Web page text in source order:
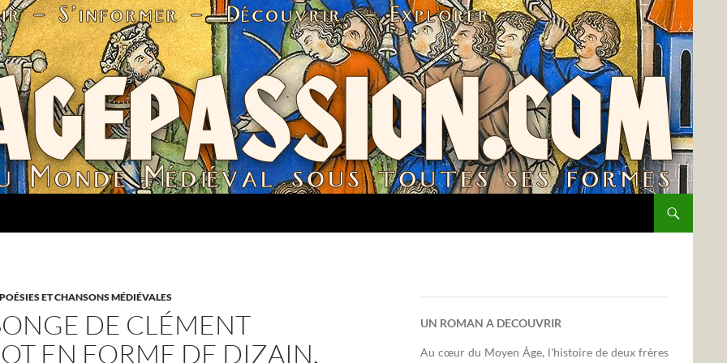
ET CHANSONS MÉDIÉVALES
DE CLÉMENT
EN FORME DE DIZAIN.
UN ROMAN A DECOUVRIR
Au cœur du Moyen Âge, l'histoire de deux frères